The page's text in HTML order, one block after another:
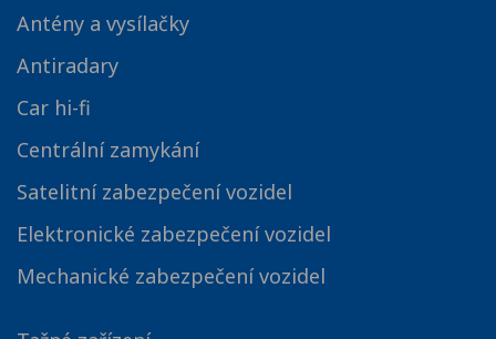
Antény a vysílačky
Antiradary
Car hi-fi
Centrální zamykání
Satelitní zabezpečení vozidel
Elektronické zabezpečení vozidel
Mechanické zabezpečení vozidel